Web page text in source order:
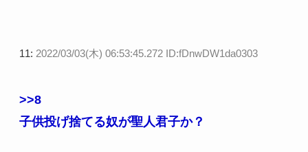
11: 2022/03/03(木) 06:53:45.272 ID:fDnwDW1da0303
>>8
子供投げ捨てる奴が聖人君子か？